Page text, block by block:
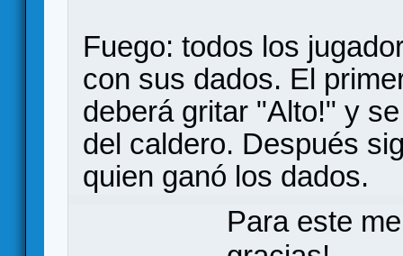
Fuego: todos los
con sus dados. El
deberá gritar "Alto!" y
del caldero. Después
quien ganó los dados.
Para este